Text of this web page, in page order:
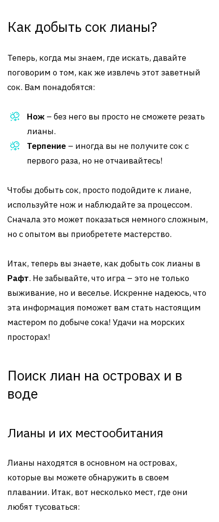
Как добыть сок лианы?
Теперь, когда мы знаем, где искать, давайте
поговорим о том, как же извлечь этот заветный
сок. Вам понадобятся:
Нож – без него вы просто не сможете резать
лианы.
Терпение – иногда вы не получите сок с
первого раза, но не отчаивайтесь!
Чтобы добыть сок, просто подойдите к лиане,
используйте нож и наблюдайте за процессом.
Сначала это может показаться немного сложным,
но с опытом вы приобретете мастерство.
Итак, теперь вы знаете, как добыть сок лианы в
Рафт. Не забывайте, что игра – это не только
выживание, но и веселье. Искренне надеюсь, что
эта информация поможет вам стать настоящим
мастером по добыче сока! Удачи на морских
просторах!
Поиск лиан на островах и в
воде
Лианы и их местообитания
Лианы находятся в основном на островах,
которые вы можете обнаружить в своем
плавании. Итак, вот несколько мест, где они
любят тусоваться: